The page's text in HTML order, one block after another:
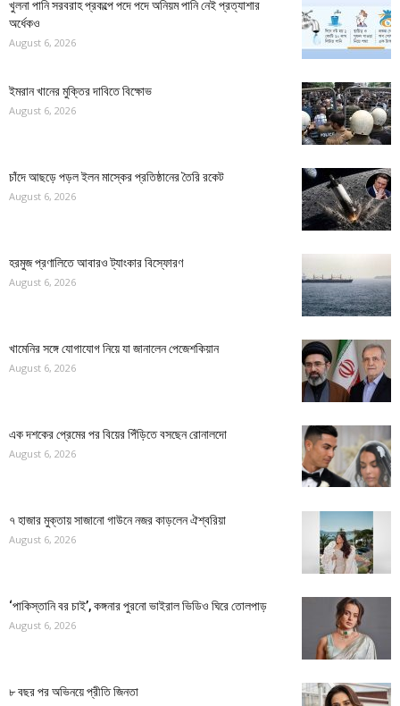
খুলনা পানি সরবরাহ প্রকল্পে পদে পদে অনিয়ম পানি নেই প্রত্যাশার
অর্ধেকও
August 6, 2026
ইমরান খানের মুক্তির দাবিতে বিক্ষোভ
August 6, 2026
চাঁদে আছড়ে পড়ল ইলন মাস্কের প্রতিষ্ঠানের তৈরি রকেট
August 6, 2026
হরমুজ প্রণালিতে আবারও ট্যাংকার বিস্ফোরণ
August 6, 2026
খামেনির সঙ্গে যোগাযোগ নিয়ে যা জানালেন পেজেশকিয়ান
August 6, 2026
এক দশকের প্রেমের পর বিয়ের পিঁড়িতে বসছেন রোনালদো
August 6, 2026
৭ হাজার মুক্তায় সাজানো গাউনে নজর কাড়লেন ঐশ্বরিয়া
August 6, 2026
‘পাকিস্তানি বর চাই’, কঙ্গনার পুরনো ভাইরাল ভিডিও ঘিরে তোলপাড়
August 6, 2026
৮ বছর পর অভিনয়ে প্রীতি জিনতা